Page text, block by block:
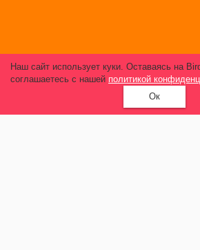
Наш сайт использует куки. Оставаясь на
соглашаетесь с нашей политикой
Ок